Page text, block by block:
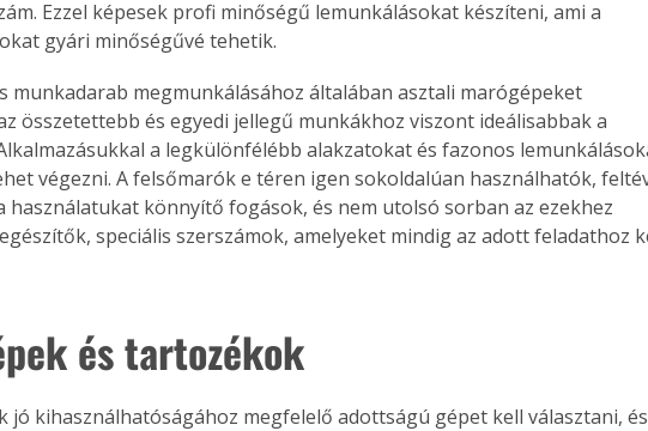
Ezzel képesek profi minőségű lemunkálásokat készíteni, ami a
gyári minőségűvé tehetik.
összetettebb és egyedi jellegű munkákhoz viszont ideálisabbak a
a legkülönfélébb alakzatokat és fazonos
végezni. A felsőmarók e téren igen sokoldalúan használhatók,
használatukat könnyítő fogások, és nem utolsó sorban az ezekhez
speciális szerszámok, amelyeket mindig az adott feladathoz
és tartozékok